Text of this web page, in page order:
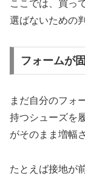
ここでは、買っ
選ばないための
フォームが
まだ自分のフォ
持つシューズを
がそのまま増幅
たとえば接地が